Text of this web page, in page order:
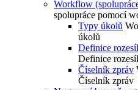
Workflow
spolupráce pomocí
Typy úkolů
úkolů
Definice
Definice
Číselník zpráv
Číselník zpráv